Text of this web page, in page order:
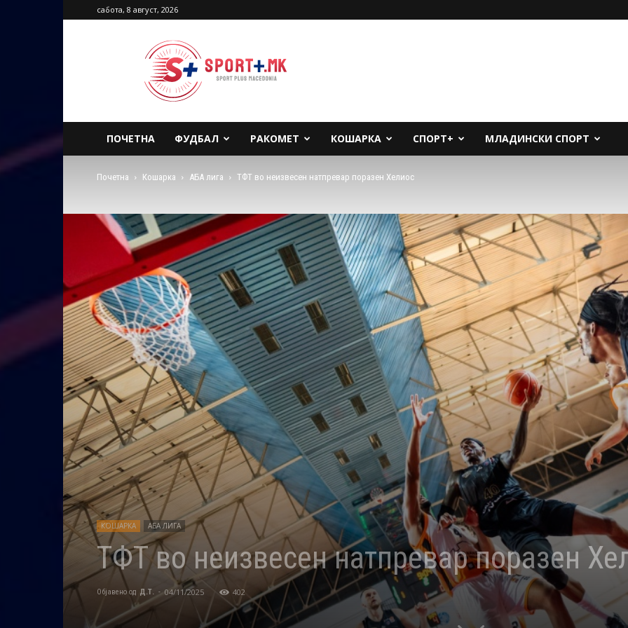
сабота, 8 август, 2026
Sport
Plus
Macedonia
ПОЧЕТНА ФУДБАЛ РАКОМЕТ КОШАРКА СПОРТ+ МЛАДИНСКИ СПОРТ
Почетна Кошарка АБА лига ТФТ во неизвесен натпревар поразен Хелиос
КОШАРКА АБА ЛИГА
ТФТ во неизвесен натпревар поразен
Објавено од Д.Т. - 04/11/2025 402